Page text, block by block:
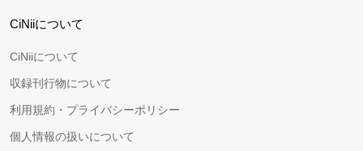
CiNiiについて
CiNiiについて
収録刊行物について
利用規約・プライバシーポリシー
個人情報の扱いについて